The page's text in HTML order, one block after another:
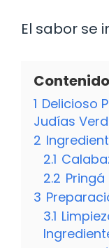
El sabor se
1 Delicioso
Judías
2
2.1
2.2
3
3.1